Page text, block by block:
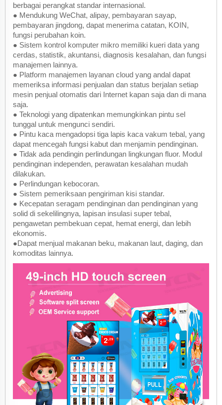
berbagai perangkat standar internasional.
● Mendukung WeChat, alipay, pembayaran sayap,
pembayaran jingdong, dapat menerima catatan, KOIN,
fungsi perubahan koin.
● Sistem kontrol komputer mikro memiliki kueri data yang
cerdas, statistik, akuntansi, diagnosis kesalahan, dan fungsi
manajemen lainnya.
● Platform manajemen layanan cloud yang andal dapat
memeriksa informasi penjualan dan status berjalan setiap
mesin penjual otomatis dari Internet kapan saja dan di mana
saja.
● Teknologi yang dipatenkan memungkinkan pintu sel
tunggal untuk mengunci sendiri.
● Pintu kaca mengadopsi tiga lapis kaca vakum tebal, yang
dapat mencegah fungsi kabut dan menjamin pendinginan.
● Tidak ada pendingin perlindungan lingkungan fluor. Modul
pendinginan independen, perawatan kesalahan mudah
dilakukan.
● Perlindungan kebocoran.
● Sistem pemeriksaan pengiriman kisi standar.
● Kecepatan seragam pendinginan dan pendinginan yang
solid di sekelilingnya, lapisan insulasi super tebal,
pengawetan pembekuan cepat, hemat energi, dan lebih
ekonomis.
●Dapat menjual makanan beku, makanan laut, daging, dan
komoditas lainnya.